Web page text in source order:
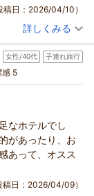
だきましたこ
してしまい、多
いますが、周
どの連携が不足
ております。
思いをさせてし
たとのこと、
く受け止めてお
稿日：2026/04/10）
の期間限定のお得プ
とうございま
きましたこと
詳しくみる
女性/40代 子連れ旅行
感 5
なホテルでし
があったり、お
あって、オスス
稿日：2026/04/09）